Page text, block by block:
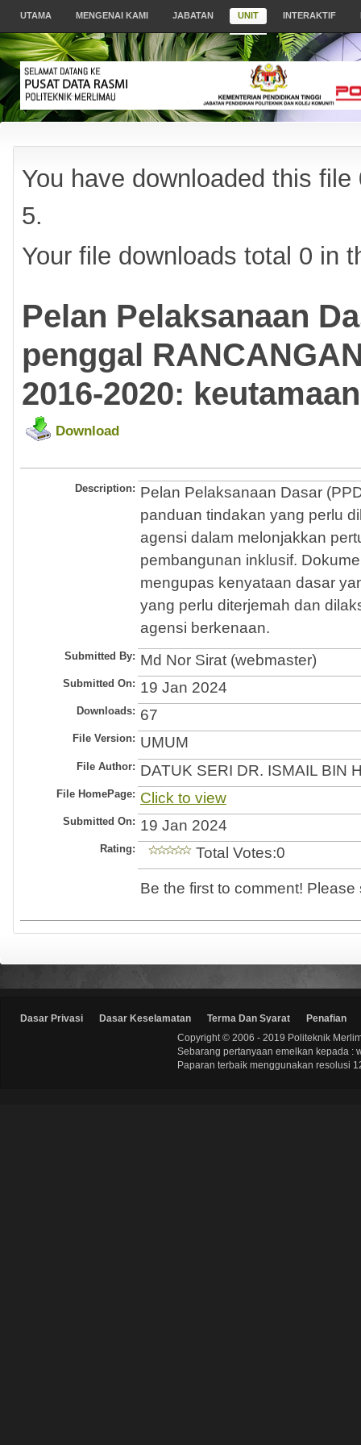
UTAMA MENGENAI KAMI JABATAN UNIT INTERAKTIF
You have downloaded this
5.
Your file downloads total 0 in
Pelan Pelaksanaan
penggal
2016-2020:
Download
Description: Pelan Pelaksanaan Dasar
panduan tindakan yang perlu
agensi dalam melonjakkan
pembangunan inklusif.
mengupas kenyataan dasar
yang perlu diterjemah dan
agensi berkenaan.
Submitted By: Md Nor Sirat (webmaster)
Submitted On: 19 Jan 2024
Downloads: 67
File Version: UMUM
File Author: DATUK SERI DR. ISMAIL BIN
File HomePage: Click to view
Submitted On: 19 Jan 2024
Rating: Total Votes:0
Be the first to comment! Please
Dasar Privasi Dasar Keselamatan Terma Dan Syarat
Penafian
Copyright © 2006 - 2019 Politeknik
Sebarang pertanyaan emelkan kepada :
Paparan terbaik menggunakan resolusi